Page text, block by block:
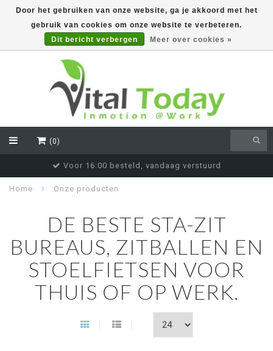
(0)
Voor 16:00 besteld, vandaag verstuurd
Home Onze producten
DE BESTE STA-ZIT
BUREAUS, ZITBALLEN EN
STOELFIETSEN VOOR
THUIS OF OP WERK.
Door het gebruiken van onze website, ga je akkoord met het
gebruik van cookies om onze website te verbeteren.
Dit bericht verbergen
Meer over cookies »